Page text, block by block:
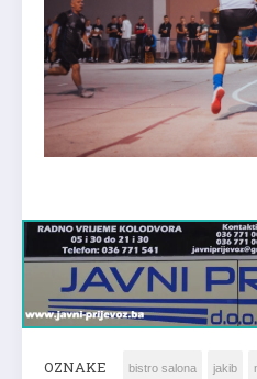
OZNAKE bistro salona jakib